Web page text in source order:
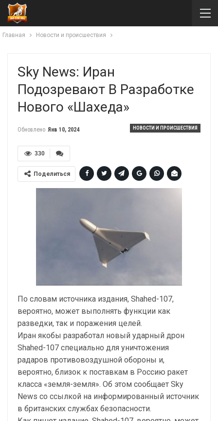
Главная Новости и происшествия
Sky News: Иран
Подозревают В Разработке
Нового «шахеда»
НОВОСТИ И ПРОИСШЕСТВИЯ
Обновлено Янв 10, 2024
330
Поделиться
По словам источника издания, Shahed-107,
вероятно, может выполнять функции как
разведки, так и поражения целей.
Иран якобы разработал новый ударный дрон
Shahed-107 специально для уничтожения
радаров противовоздушной обороны и,
вероятно, близок к поставкам в Россию ракет
класса «земля-земля». Об этом сообщает Sky
News со ссылкой на информированный источник
в британских службах безопасности.